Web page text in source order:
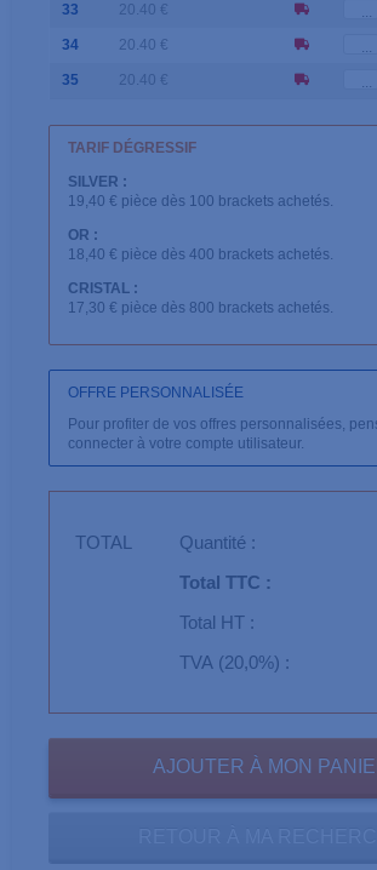
33 20.40 €
34 20.40 €
35 20.40 €
TARIF DÉGRESSIF
SILVER :
19,40 € pièce dès 100 brackets achetés.
OR :
18,40 € pièce dès 400 brackets achetés.
CRISTAL :
17,30 € pièce dès 800 brackets achetés.
OFFRE PERSONNALISÉE
Pour profiter de vos offres personnalisées,
connecter à votre compte utilisateur.
TOTAL Quantité :
Total TTC :
Total HT :
TVA (20,0%) :